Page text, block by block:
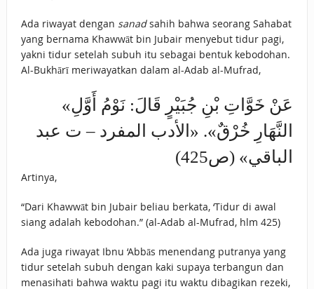
Ada riwayat dengan sanadsahih bahwa seorang Sahabat
yang bernama Khawwāt bin Jubair menyebut tidur pagi,
yakni tidur setelah subuh itu sebagai bentuk kebodohan.
Al-Bukhārī meriwayatkan dalam al-Adab al-Mufrad,
«عَنْ خَوَّاتِ بْنِ جُبَيْرٍ قَالَ: ‌نَوْمُ ‌أَوَّلِ
‌النَّهَارِ ‌خُرْقٌ». «الأدب المفرد – ت عبد
الباقي» (ص425)
Artinya,
“Dari Khawwāt bin Jubair beliau berkata, ‘Tidur di awal
siang adalah kebodohan.” (al-Adab al-Mufrad, hlm 425)
Ada juga riwayat Ibnu ‘Abbās menendang putranya yang
tidur setelah subuh dengan kaki supaya terbangun dan
menasihati bahwa waktu pagi itu waktu dibagikan rezeki,